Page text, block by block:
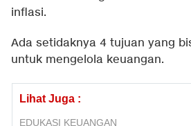
inflasi.
Ada setidaknya 4 tujuan yang
untuk mengelola keuangan.
Lihat Juga :
EDUKASI KEUANGAN